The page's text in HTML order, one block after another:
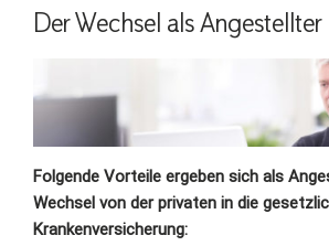
Der Wechsel als Angestellter
Folgende Vorteile ergeben sich als
Wechsel von der privaten in die
Krankenversicherung: